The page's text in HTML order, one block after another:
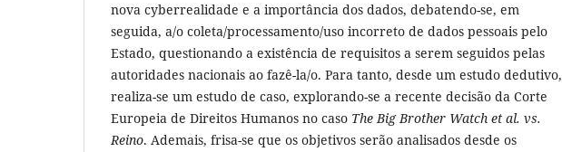
nova cyberrealidade e a importância dos dados, debatendo-se, em
seguida, a/o coleta/processamento/uso incorreto de dados pessoais pelo
Estado, questionando a existência de requisitos a serem seguidos pelas
autoridades nacionais ao fazê-la/o. Para tanto, desde um estudo dedutivo,
realiza-se um estudo de caso, explorando-se a recente decisão da Corte
Europeia de Direitos Humanos no caso The Big Brother Watch et al. vs.
Reino. Ademais, frisa-se que os objetivos serão analisados desde os